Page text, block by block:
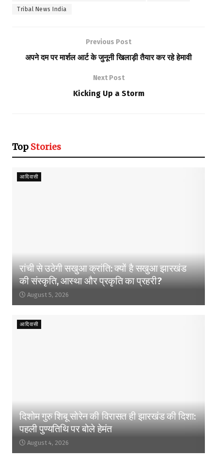
Tribal News India
Previous Post
अपने दम पर मार्शल आर्ट के जुनूनी खिलाड़ी तैयार कर रहे हेमावी
Next Post
Kicking Up a Storm
Top Stories
आदिवासी
रांची से उठेगी सखुआ क्रांति: क्यों है सखुआ झारखंड
की संस्कृति, आस्था और प्रकृति का प्रहरी?
August 5, 2026
आदिवासी
दिशोम गुरु शिबू सोरेन की विरासत ही झारखंड की दिशा:
पहली पुण्यतिथि पर बोले हेमंत
August 4, 2026